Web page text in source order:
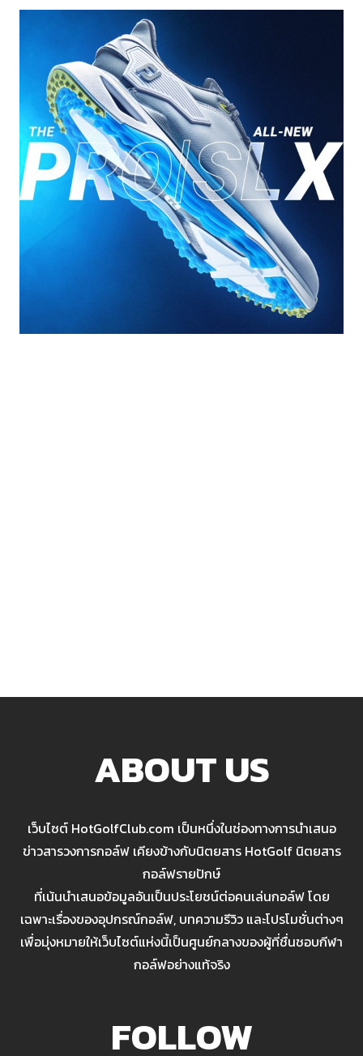
ABOUT US
เว็บไซต์ HotGolfClub.com เป็นหนึ่งในช่องทางการนำเสนอ
ข่าวสารวงการกอล์ฟ เคียงข้างกับนิตยสาร HotGolf นิตยสาร
กอล์ฟรายปักษ์
ที่เน้นนำเสนอข้อมูลอันเป็นประโยชน์ต่อคนเล่นกอล์ฟ โดย
เฉพาะเรื่องของอุปกรณ์กอล์ฟ, บทความรีวิว และโปรโมชั่นต่างๆ
เพื่อมุ่งหมายให้เว็บไซต์แห่งนี้เป็นศูนย์กลางของผู้ที่ชื่นชอบกีฬา
กอล์ฟอย่างแท้จริง
FOLLOW